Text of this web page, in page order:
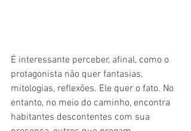
É interessante perceber, afinal, como o
protagonista não quer fantasias,
mitologias, reflexões. Ele quer o fato. No
entanto, no meio do caminho, encontra
habitantes descontentes com sua